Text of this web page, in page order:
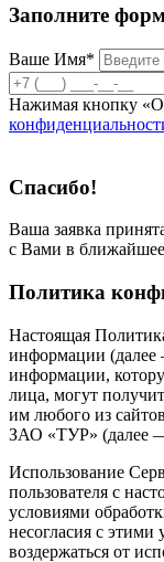
Заполните
Ваше Имя*
Нажимая кнопку
Спасибо!
Ваша заявка
с Вами в
Политика
Настоящая
информации (далее
информации,
лица, могут
им любого из
ЗАО «ТУР» (далее
Использование
пользователя с
условиями
несогласия с этими
воздержаться от